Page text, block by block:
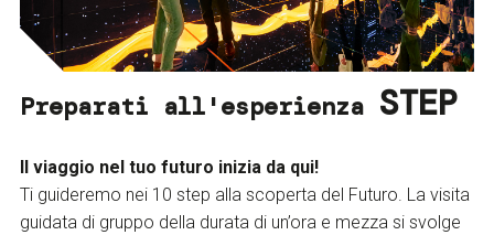
Preparati all'esperienza STEP
Il viaggio nel tuo futuro inizia da qui!
Ti guideremo nei 10 step alla scoperta del Futuro. La visita
guidata di gruppo della durata di un’ora e mezza si svolge